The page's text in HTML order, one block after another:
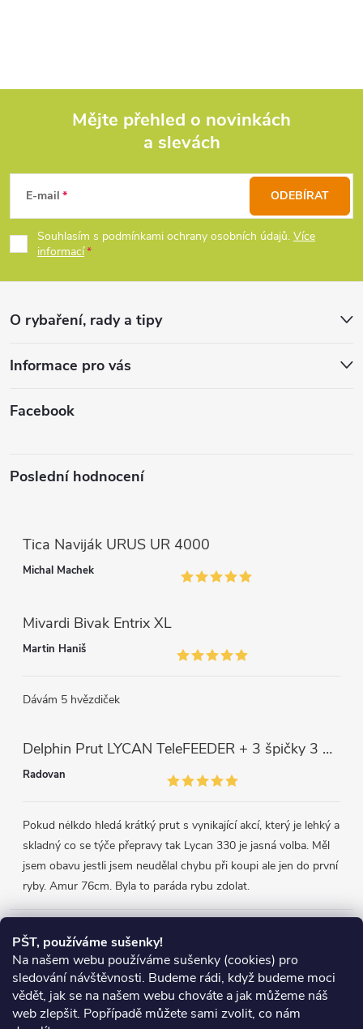
PŠT, používáme sušenky!
Na našem webu používáme sušenky (cookies) pro
sledování návštěvnosti. Budeme rádi, když budeme moci
vědět, jak se na našem webu chováte a jak můžeme náš
web zlepšit. Popřípadě můžete sami zvolit, co nám
p
a
Mějte přehled o novinkách
a slevách
E-mail
Souhlasím s podmínkami ochrany osobních údajů. Více
informací
ODEBÍRAT
O rybaření, rady a tipy
Informace pro vás
Facebook
Poslední hodnocení
Tica Naviják URUS UR 4000
Michal Machek
Mivardi Bivak Entrix XL
Martin Haniš
Dávám 5 hvězdiček
Delphin Prut LYCAN TeleFEEDER + 3 špičky 3 m, 80 g
Radovan
Pokud nėlkdo hledá krátký prut s vynikající akcí, který je lehký a
skladný co se týče přepravy tak Lycan 330 je jasná volba. Měl
jsem obavu jestli jsem neudělal chybu při koupi ale jen do první
ryby. Amur 76cm. Byla to paráda rybu zdolat.
Přijímáme online platby
Heureka.cz Obchodní podmínky Reklamace